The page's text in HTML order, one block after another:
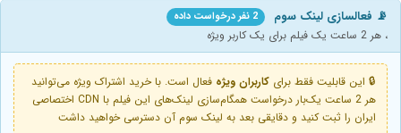
📡 فعالسازی لینک سوم 2 نفر درخواست داده
، هر 2 ساعت یک فیلم برای یک کاربر ویژه
🔒 این قابلیت فقط برای کاربران ویژه فعال است. با خرید اشتراک ویژه می‌توانید
هر 2 ساعت یک‌بار درخواست همگام‌سازی لینک‌های این فیلم با CDN اختصاصی
ایران را ثبت کنید و دقایقی بعد به لینک سوم آن دسترسی خواهید داشت